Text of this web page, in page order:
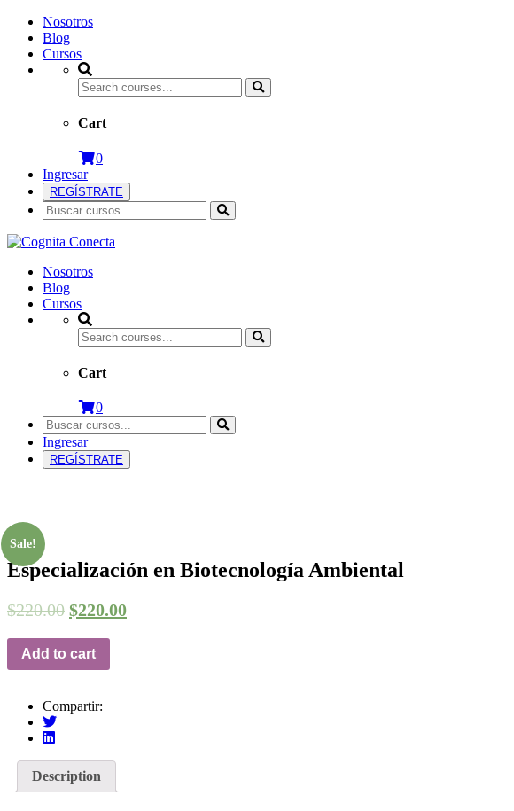
Nosotros
Blog
Cursos
Cart
0
Ingresar
REGÍSTRATE
Nosotros
Blog
Cursos
Cart
0
Ingresar
REGÍSTRATE
Sale!
Especialización en Biotecnología Ambiental
$220.00 $220.00
Add to cart
Compartir:
Description